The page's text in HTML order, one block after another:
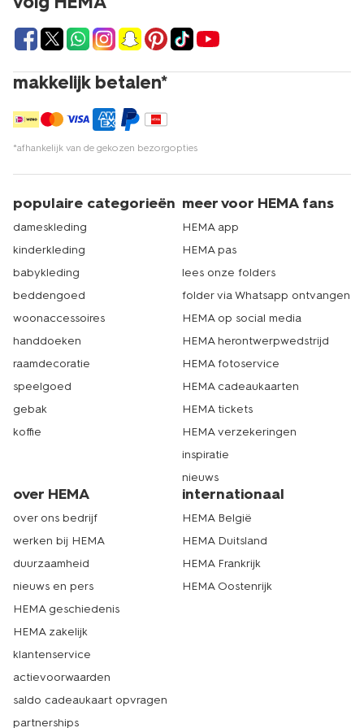
ook als je nog op zoek bent naar
accessoires voor dames, kies je uit een ruim assortiment.
Kortom; met HEMA kom je op je best voor de dag. Je
waarna wij ervoor zorgen dat je jouw bestelling snel in
huis hebt. Kom je toch liever langs in één van onze
winkels? Dat kan natuurlijk ook. Met ruim 500 filialen is er
altijd wel een HEMA bij jou in de buurt. Echt HEMA.
makkelijk betalen*
*afhankelijk van de gekozen bezorgopties
populaire categorieën
dameskleding
kinderkleding
babykleding
beddengoed
woonaccessoires
handdoeken
raamdecoratie
speelgoed
gebak
koffie
meer voor HEMA fans
HEMA app
HEMA pas
lees onze folders
folder via Whatsapp ontvangen
HEMA op social media
HEMA herontwerpwedstrijd
HEMA fotoservice
HEMA cadeaukaarten
HEMA tickets
HEMA verzekeringen
inspiratie
nieuws
over HEMA
over ons bedrijf
werken bij HEMA
duurzaamheid
nieuws en pers
HEMA geschiedenis
HEMA zakelijk
klantenservice
actievoorwaarden
saldo cadeaukaart opvragen
partnerships
internationaal
HEMA België
HEMA Duitsland
HEMA Frankrijk
HEMA Oostenrijk